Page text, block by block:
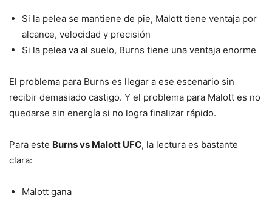
Si la pelea se mantiene de pie, Malott tiene ventaja por
alcance, velocidad y precisión
Si la pelea va al suelo, Burns tiene una ventaja enorme
El problema para Burns es llegar a ese escenario sin
recibir demasiado castigo. Y el problema para Malott es no
quedarse sin energía si no logra finalizar rápido.
Para este Burns vs Malott UFC, la lectura es bastante
clara:
Malott gana